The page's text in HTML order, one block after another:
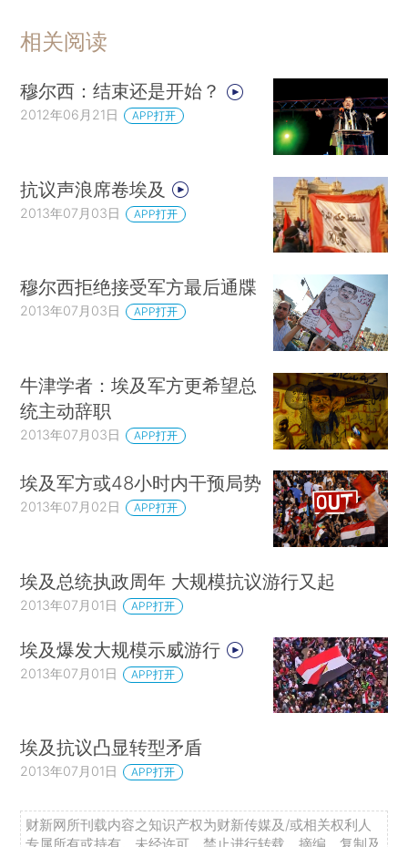
相关阅读
穆尔西：结束还是开始？
2012年06月21日 APP打开
抗议声浪席卷埃及
2013年07月03日 APP打开
穆尔西拒绝接受军方最后通牒
2013年07月03日 APP打开
牛津学者：埃及军方更希望总
统主动辞职
2013年07月03日 APP打开
埃及军方或48小时内干预局势
2013年07月02日 APP打开
埃及总统执政周年 大规模抗议游行又起
2013年07月01日 APP打开
埃及爆发大规模示威游行
2013年07月01日 APP打开
埃及抗议凸显转型矛盾
2013年07月01日 APP打开
财新网所刊载内容之知识产权为财新传媒及/或相关权利人
专属所有或持有。未经许可，禁止进行转载、摘编、复制及